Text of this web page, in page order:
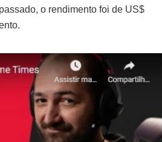
o rendimento foi de US$